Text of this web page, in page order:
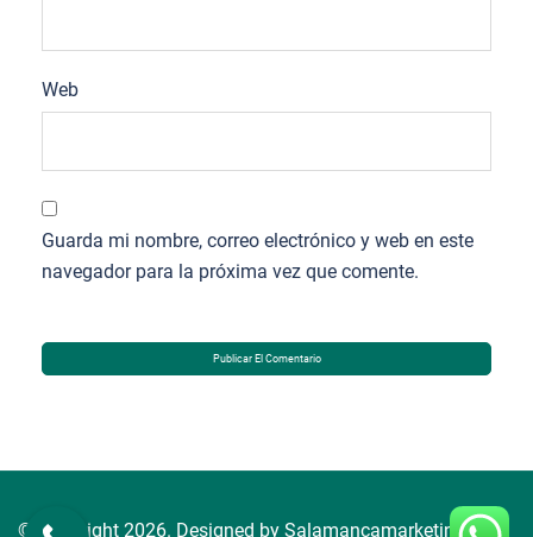
Web
Guarda mi nombre, correo electrónico y web en este
navegador para la próxima vez que comente.
© Copyright 2026. Designed by Salamancamarketing